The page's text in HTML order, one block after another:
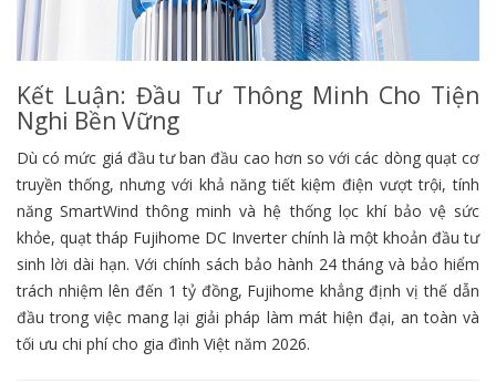
Kết Luận: Đầu Tư Thông Minh Cho Tiện
Nghi Bền Vững
Dù có mức giá đầu tư ban đầu cao hơn so với các dòng quạt cơ
truyền thống, nhưng với khả năng tiết kiệm điện vượt trội, tính
năng SmartWind thông minh và hệ thống lọc khí bảo vệ sức
khỏe, quạt tháp Fujihome DC Inverter chính là một khoản đầu tư
sinh lời dài hạn. Với chính sách bảo hành 24 tháng và bảo hiểm
trách nhiệm lên đến 1 tỷ đồng, Fujihome khẳng định vị thế dẫn
đầu trong việc mang lại giải pháp làm mát hiện đại, an toàn và
tối ưu chi phí cho gia đình Việt năm 2026.